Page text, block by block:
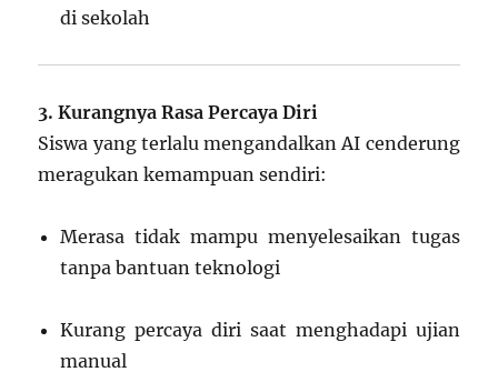
di sekolah
3. Kurangnya Rasa Percaya Diri
Siswa yang terlalu mengandalkan AI cenderung
meragukan kemampuan sendiri:
Merasa tidak mampu menyelesaikan tugas
tanpa bantuan teknologi
Kurang percaya diri saat menghadapi ujian
manual